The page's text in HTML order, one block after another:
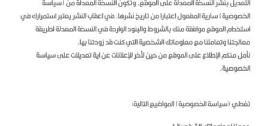
نظارات طبية أولادى
نظارات طبية بناتى
نظارات شمس أطفالى
نظارات طبية أطفالى
الأخبار
المجموعات
مجموعة الاطباء
مستشفيات
العملة
الدولار
contact@nzarty.com
التعديل بنشر النسخة المعدلة على الموقع. وتكون النسخة المعدلة من (سياسة
الخصوصية) سارية المفعول اعتبارا من تاريخ نشرها. في اعقاب النشر يعتبر استمرارك في
استخدام الموقع موافقة منك بالشروط والبنود الواردة في النسخة المعدلة لطريقة
معالجتنا وتعاملنا مع معلوماتك الشخصية التي كنت قد زودتنا بها.
نأمل منكم الإطلاع على الموقع من حين لأخر للإعلانات عن اية تعديلات على سياسة
الخصوصية.
تغطي (سياسة الخصوصية) المواضيع التالية: